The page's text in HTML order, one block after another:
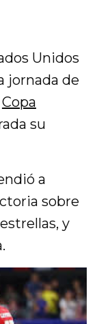
Unidos
jornada de
Copa
su
a
sobre
y